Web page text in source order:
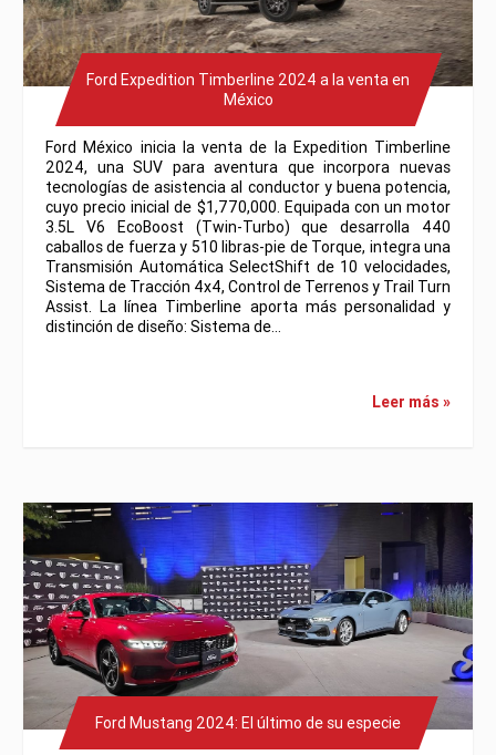
Ford Expedition Timberline 2024 a la venta en
México
Ford México inicia la venta de la Expedition Timberline
2024, una SUV para aventura que incorpora nuevas
tecnologías de asistencia al conductor y buena potencia,
cuyo precio inicial de $1,770,000. Equipada con un motor
3.5L V6 EcoBoost (Twin-Turbo) que desarrolla 440
caballos de fuerza y 510 libras-pie de Torque, integra una
Transmisión Automática SelectShift de 10 velocidades,
Sistema de Tracción 4x4, Control de Terrenos y Trail Turn
Assist. La línea Timberline aporta más personalidad y
distinción de diseño: Sistema de…
Leer más »
Ford Mustang 2024: El último de su especie